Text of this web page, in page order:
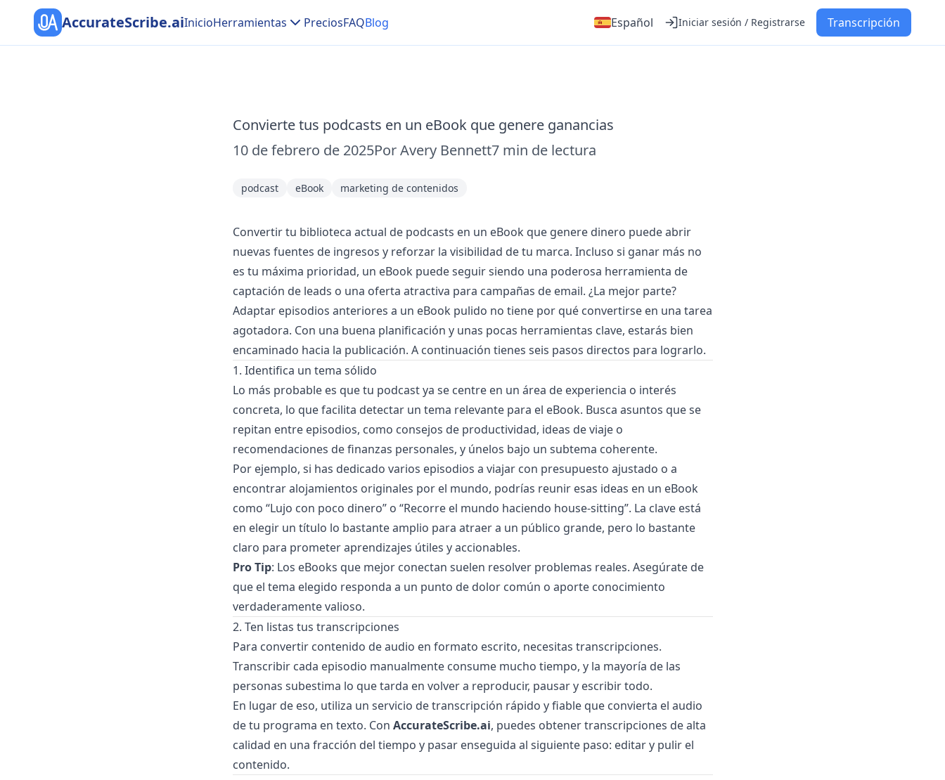
AccurateScribe.aiInicioHerramientas PreciosFAQBlog Español Iniciar sesión / Registrarse Transcripción
Convierte tus podcasts en un eBook que genere ganancias
10 de febrero de 2025Por Avery Bennett7 min de lectura
podcast eBook marketing de contenidos
Convertir tu biblioteca actual de podcasts en un eBook que genere dinero puede abrir
nuevas fuentes de ingresos y reforzar la visibilidad de tu marca. Incluso si ganar más no
es tu máxima prioridad, un eBook puede seguir siendo una poderosa herramienta de
captación de leads o una oferta atractiva para campañas de email. ¿La mejor parte?
Adaptar episodios anteriores a un eBook pulido no tiene por qué convertirse en una tarea
agotadora. Con una buena planificación y unas pocas herramientas clave, estarás bien
encaminado hacia la publicación. A continuación tienes seis pasos directos para lograrlo.
1. Identifica un tema sólido
Lo más probable es que tu podcast ya se centre en un área de experiencia o interés
concreta, lo que facilita detectar un tema relevante para el eBook. Busca asuntos que se
repitan entre episodios, como consejos de productividad, ideas de viaje o
recomendaciones de finanzas personales, y únelos bajo un subtema coherente.
Por ejemplo, si has dedicado varios episodios a viajar con presupuesto ajustado o a
encontrar alojamientos originales por el mundo, podrías reunir esas ideas en un eBook
como “Lujo con poco dinero” o “Recorre el mundo haciendo house-sitting”. La clave está
en elegir un título lo bastante amplio para atraer a un público grande, pero lo bastante
claro para prometer aprendizajes útiles y accionables.
Pro Tip: Los eBooks que mejor conectan suelen resolver problemas reales. Asegúrate de
que el tema elegido responda a un punto de dolor común o aporte conocimiento
verdaderamente valioso.
2. Ten listas tus transcripciones
Para convertir contenido de audio en formato escrito, necesitas transcripciones.
Transcribir cada episodio manualmente consume mucho tiempo, y la mayoría de las
personas subestima lo que tarda en volver a reproducir, pausar y escribir todo.
En lugar de eso, utiliza un servicio de transcripción rápido y fiable que convierta el audio
de tu programa en texto. Con AccurateScribe.ai, puedes obtener transcripciones de alta
calidad en una fracción del tiempo y pasar enseguida al siguiente paso: editar y pulir el
contenido.